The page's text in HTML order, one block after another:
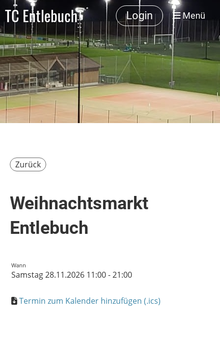
TC Entlebuch Login Menü
Zurück
Weihnachtsmarkt
Entlebuch
Wann
Samstag 28.11.2026 11:00 - 21:00
Termin zum Kalender hinzufügen (.ics)